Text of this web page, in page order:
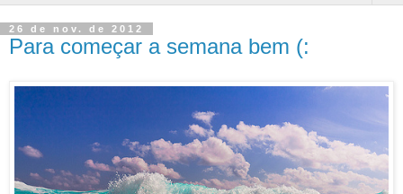
26 de nov. de 2012
Para começar a semana bem (: